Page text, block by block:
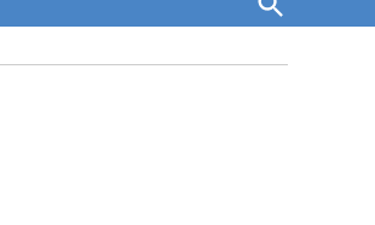
Search